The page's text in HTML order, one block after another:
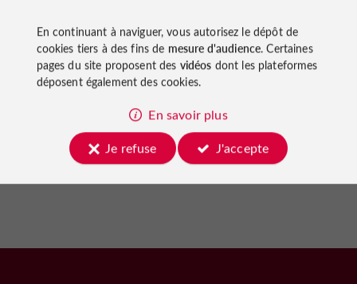
38ème Festival des Nuits
Lyriques - Coup de Coeur -
Singing Broadway
Voir tous les événements
En continuant à naviguer, vous autorisez le dépôt de
cookies tiers à des fins de mesure d'audience. Certaines
pages du site proposent des vidéos dont les plateformes
déposent également des cookies.
En savoir plus
Je refuse
J'accepte